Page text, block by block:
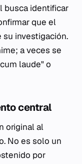
busca identificar
que el
investigación.
a veces se
laude" o
central
original al
No es solo un
por